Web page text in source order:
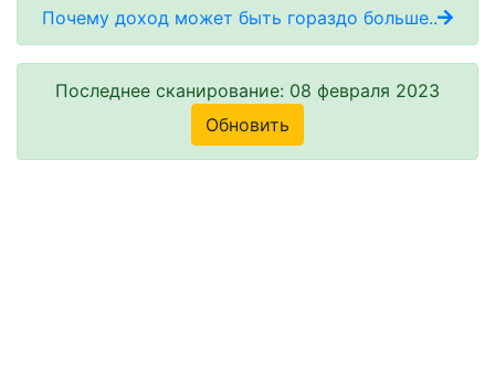
Почему доход может быть гораздо больше..
Последнее сканирование: 08 февраля 2023
Обновить